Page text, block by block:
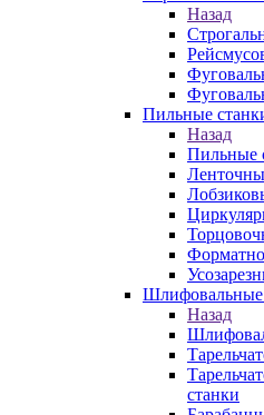
Назад
Пильные
Назад
Пильные
Шлифовальные
Назад
станки